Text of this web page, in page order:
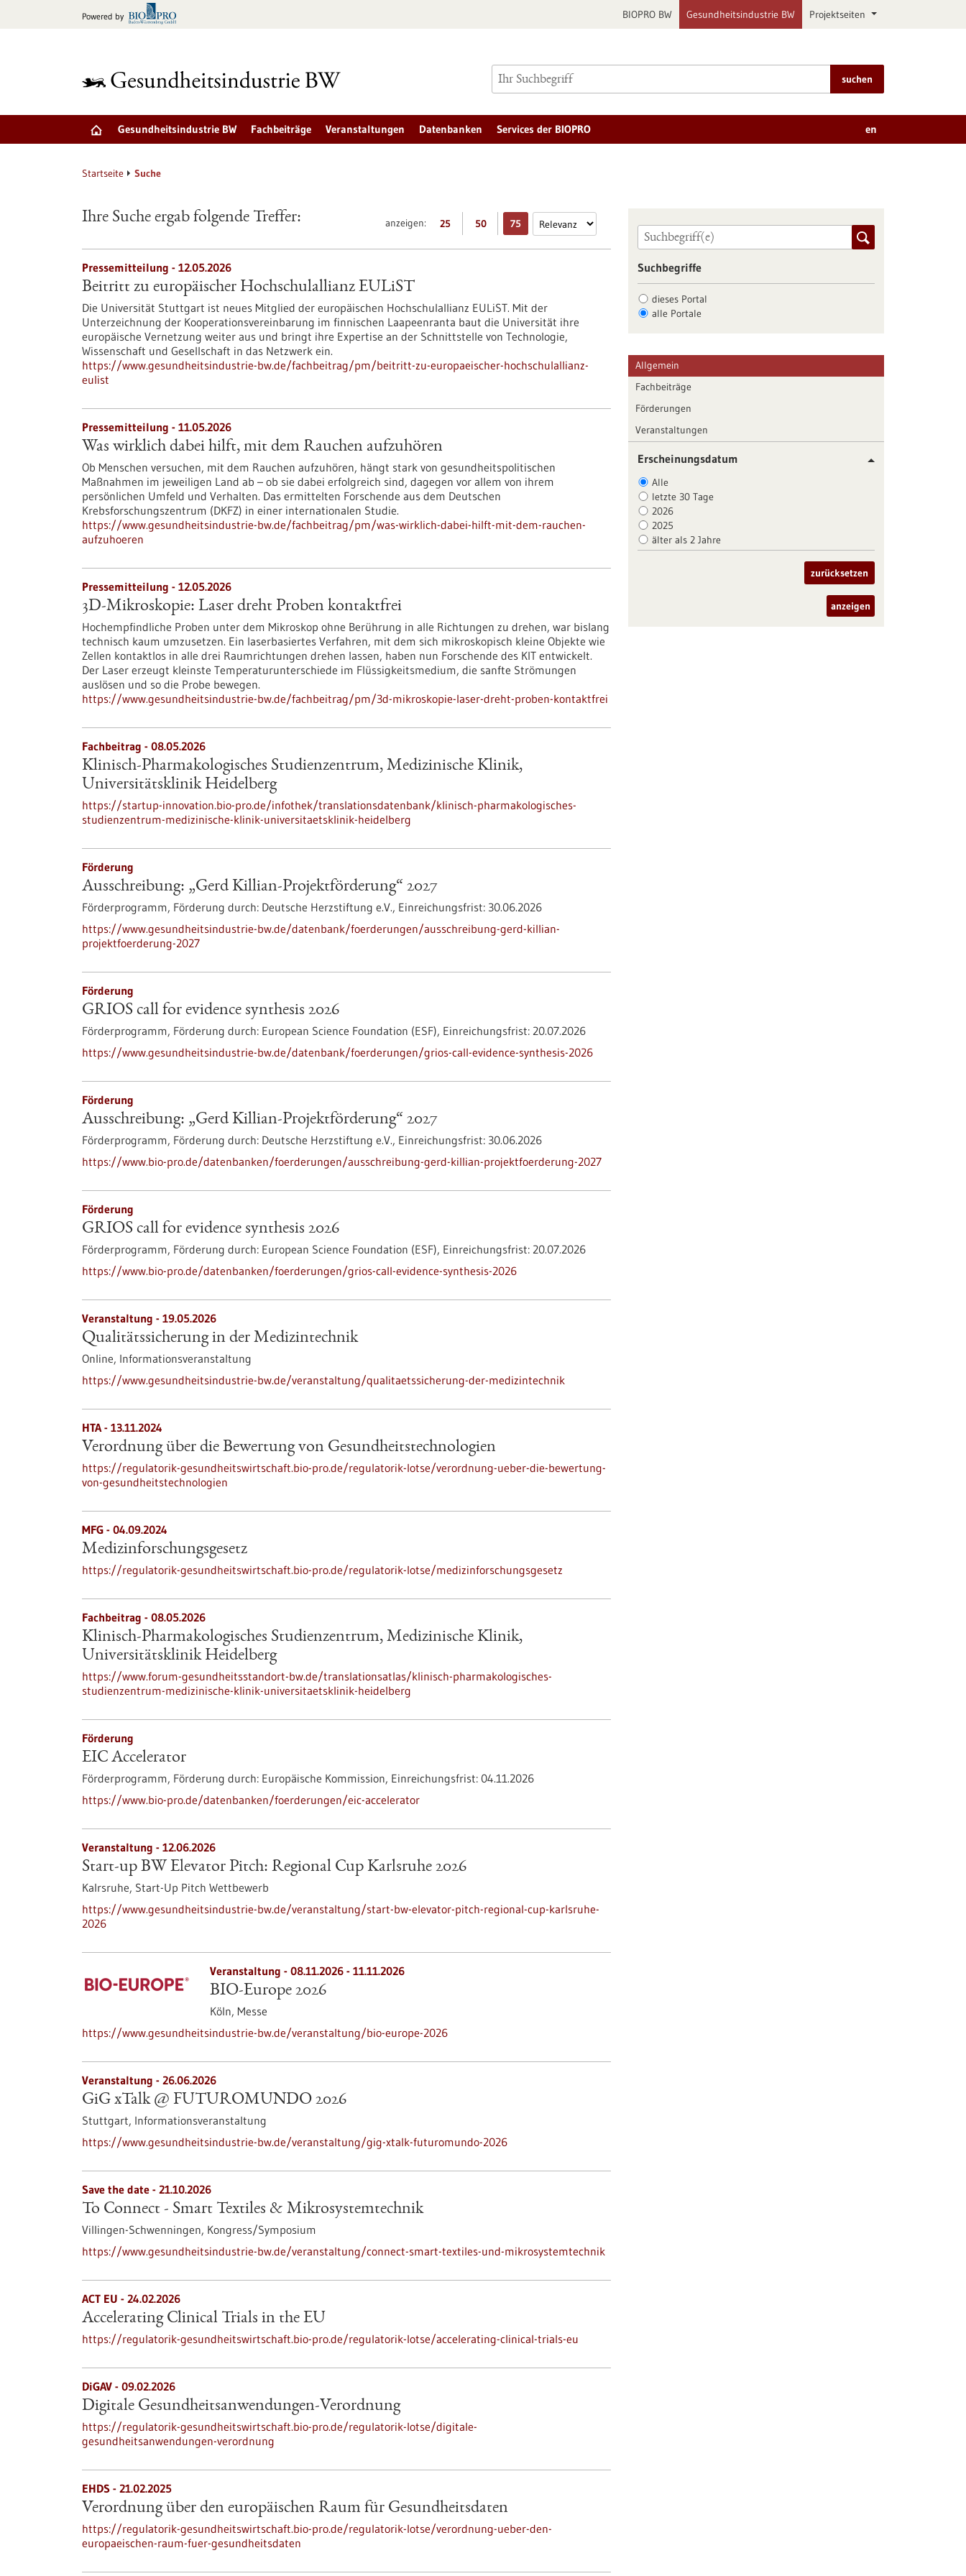
Powered by BIOPRO BW Gesundheitsindustrie BW Projektseiten
suchen
Gesundheitsindustrie BW Fachbeiträge Veranstaltungen Datenbanken Services der BIOPRO en
Startseite Suche
anzeigen: 25 50 75
Ihre Suche ergab folgende Treffer:
Pressemitteilung - 12.05.2026
Beitritt zu europäischer Hochschulallianz EULiST
Die Universität Stuttgart ist neues Mitglied der europäischen Hochschulallianz EULiST. Mit der
Unterzeichnung der Kooperationsvereinbarung im finnischen Laapeenranta baut die Universität ihre
europäische Vernetzung weiter aus und bringt ihre Expertise an der Schnittstelle von Technologie,
Wissenschaft und Gesellschaft in das Netzwerk ein.
https://www.gesundheitsindustrie-bw.de/fachbeitrag/pm/beitritt-zu-europaeischer-hochschulallianz-
eulist
Pressemitteilung - 11.05.2026
Was wirklich dabei hilft, mit dem Rauchen aufzuhören
Ob Menschen versuchen, mit dem Rauchen aufzuhören, hängt stark von gesundheitspolitischen
Maßnahmen im jeweiligen Land ab – ob sie dabei erfolgreich sind, dagegen vor allem von ihrem
persönlichen Umfeld und Verhalten. Das ermittelten Forschende aus dem Deutschen
Krebsforschungszentrum (DKFZ) in einer internationalen Studie.
https://www.gesundheitsindustrie-bw.de/fachbeitrag/pm/was-wirklich-dabei-hilft-mit-dem-rauchen-
aufzuhoeren
Pressemitteilung - 12.05.2026
3D-Mikroskopie: Laser dreht Proben kontaktfrei
Hochempfindliche Proben unter dem Mikroskop ohne Berührung in alle Richtungen zu drehen, war bislang
technisch kaum umzusetzen. Ein laserbasiertes Verfahren, mit dem sich mikroskopisch kleine Objekte wie
Zellen kontaktlos in alle drei Raumrichtungen drehen lassen, haben nun Forschende des KIT entwickelt.
Der Laser erzeugt kleinste Temperaturunterschiede im Flüssigkeitsmedium, die sanfte Strömungen
auslösen und so die Probe bewegen.
https://www.gesundheitsindustrie-bw.de/fachbeitrag/pm/3d-mikroskopie-laser-dreht-proben-kontaktfrei
Fachbeitrag - 08.05.2026
Klinisch-Pharmakologisches Studienzentrum, Medizinische Klinik,
Universitätsklinik Heidelberg
https://startup-innovation.bio-pro.de/infothek/translationsdatenbank/klinisch-pharmakologisches-
studienzentrum-medizinische-klinik-universitaetsklinik-heidelberg
Förderung
Ausschreibung: „Gerd Killian-Projektförderung“ 2027
Förderprogramm, Förderung durch: Deutsche Herzstiftung e.V., Einreichungsfrist: 30.06.2026
https://www.gesundheitsindustrie-bw.de/datenbank/foerderungen/ausschreibung-gerd-killian-
projektfoerderung-2027
Förderung
GRIOS call for evidence synthesis 2026
Förderprogramm, Förderung durch: European Science Foundation (ESF), Einreichungsfrist: 20.07.2026
https://www.gesundheitsindustrie-bw.de/datenbank/foerderungen/grios-call-evidence-synthesis-2026
Förderung
Ausschreibung: „Gerd Killian-Projektförderung“ 2027
Förderprogramm, Förderung durch: Deutsche Herzstiftung e.V., Einreichungsfrist: 30.06.2026
https://www.bio-pro.de/datenbanken/foerderungen/ausschreibung-gerd-killian-projektfoerderung-2027
Förderung
GRIOS call for evidence synthesis 2026
Förderprogramm, Förderung durch: European Science Foundation (ESF), Einreichungsfrist: 20.07.2026
https://www.bio-pro.de/datenbanken/foerderungen/grios-call-evidence-synthesis-2026
Veranstaltung - 19.05.2026
Qualitätssicherung in der Medizintechnik
Online, Informationsveranstaltung
https://www.gesundheitsindustrie-bw.de/veranstaltung/qualitaetssicherung-der-medizintechnik
HTA - 13.11.2024
Verordnung über die Bewertung von Gesundheitstechnologien
https://regulatorik-gesundheitswirtschaft.bio-pro.de/regulatorik-lotse/verordnung-ueber-die-bewertung-
von-gesundheitstechnologien
MFG - 04.09.2024
Medizinforschungsgesetz
https://regulatorik-gesundheitswirtschaft.bio-pro.de/regulatorik-lotse/medizinforschungsgesetz
Fachbeitrag - 08.05.2026
Klinisch-Pharmakologisches Studienzentrum, Medizinische Klinik,
Universitätsklinik Heidelberg
https://www.forum-gesundheitsstandort-bw.de/translationsatlas/klinisch-pharmakologisches-
studienzentrum-medizinische-klinik-universitaetsklinik-heidelberg
Förderung
EIC Accelerator
Förderprogramm, Förderung durch: Europäische Kommission, Einreichungsfrist: 04.11.2026
https://www.bio-pro.de/datenbanken/foerderungen/eic-accelerator
Veranstaltung - 12.06.2026
Start-up BW Elevator Pitch: Regional Cup Karlsruhe 2026
Kalrsruhe, Start-Up Pitch Wettbewerb
https://www.gesundheitsindustrie-bw.de/veranstaltung/start-bw-elevator-pitch-regional-cup-karlsruhe-
2026
Veranstaltung - 08.11.2026- 11.11.2026
BIO-Europe 2026
Köln, Messe
https://www.gesundheitsindustrie-bw.de/veranstaltung/bio-europe-2026
Veranstaltung - 26.06.2026
GiG xTalk @ FUTUROMUNDO 2026
Stuttgart, Informationsveranstaltung
https://www.gesundheitsindustrie-bw.de/veranstaltung/gig-xtalk-futuromundo-2026
Save the date - 21.10.2026
To Connect - Smart Textiles & Mikrosystemtechnik
Villingen-Schwenningen, Kongress/Symposium
https://www.gesundheitsindustrie-bw.de/veranstaltung/connect-smart-textiles-und-mikrosystemtechnik
ACT EU - 24.02.2026
Accelerating Clinical Trials in the EU
https://regulatorik-gesundheitswirtschaft.bio-pro.de/regulatorik-lotse/accelerating-clinical-trials-eu
DiGAV - 09.02.2026
Digitale Gesundheitsanwendungen-Verordnung
https://regulatorik-gesundheitswirtschaft.bio-pro.de/regulatorik-lotse/digitale-
gesundheitsanwendungen-verordnung
EHDS - 21.02.2025
Verordnung über den europäischen Raum für Gesundheitsdaten
https://regulatorik-gesundheitswirtschaft.bio-pro.de/regulatorik-lotse/verordnung-ueber-den-
europaeischen-raum-fuer-gesundheitsdaten
Suchbegriffe
dieses Portal
alle Portale
Allgemein
Fachbeiträge
Förderungen
Veranstaltungen
Erscheinungsdatum
Alle
letzte 30 Tage
2026
2025
älter als 2 Jahre
zurücksetzen
anzeigen